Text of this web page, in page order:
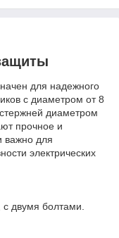
для надежного
с диаметром от 8
диаметром
прочное и
важно для
электрических
с двумя болтами.